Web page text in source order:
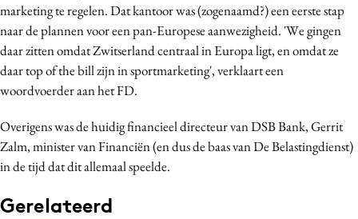
Diversiteit
Effectiviteit
Gedragsverandering
Influencer marketing
Martech
Media
Merkstrategie
PR
marketing te regelen. Dat kantoor was (zogenaamd?) een eerste stap
naar de plannen voor een pan-Europese aanwezigheid. 'We gingen
daar zitten omdat Zwitserland centraal in Europa ligt, en omdat ze
daar top of the bill zijn in sportmarketing', verklaart een
woordvoerder aan het FD.
Overigens was de huidig financieel directeur van DSB Bank, Gerrit
Zalm, minister van Financiën (en dus de baas van De Belastingdienst)
in de tijd dat dit allemaal speelde.
Gerelateerd